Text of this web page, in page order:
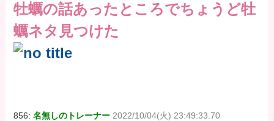
牡蠣の話あったところでちょうど牡
蠣ネタ見つけた
856:名無しのトレーナー 2022/10/04(火) 23:49:33.70